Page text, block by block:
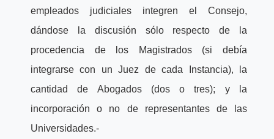
empleados judiciales integren el Consejo,
dándose la discusión sólo respecto de la
procedencia de los Magistrados (si debía
integrarse con un Juez de cada Instancia), la
cantidad de Abogados (dos o tres); y la
incorporación o no de representantes de las
Universidades.-